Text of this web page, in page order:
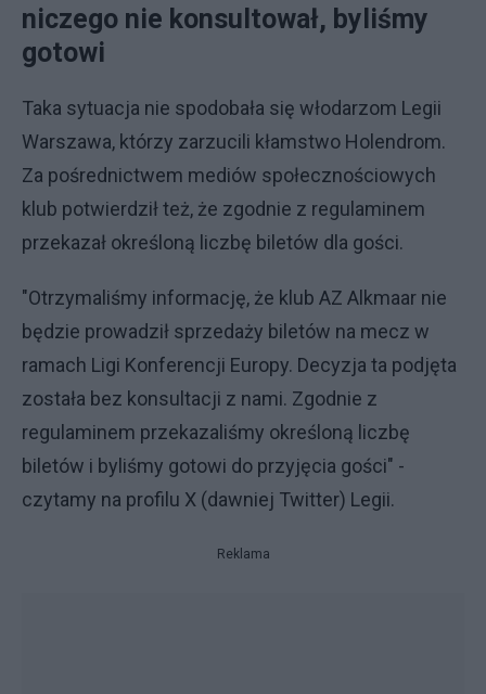
niczego nie konsultował, byliśmy
gotowi
Taka sytuacja nie spodobała się włodarzom Legii
Warszawa, którzy zarzucili kłamstwo Holendrom.
Za pośrednictwem mediów społecznościowych
klub potwierdził też, że zgodnie z regulaminem
przekazał określoną liczbę biletów dla gości.
"Otrzymaliśmy informację, że klub AZ Alkmaar nie
będzie prowadził sprzedaży biletów na mecz w
ramach Ligi Konferencji Europy. Decyzja ta podjęta
została bez konsultacji z nami. Zgodnie z
regulaminem przekazaliśmy określoną liczbę
biletów i byliśmy gotowi do przyjęcia gości" -
czytamy na profilu X (dawniej Twitter) Legii.
Reklama